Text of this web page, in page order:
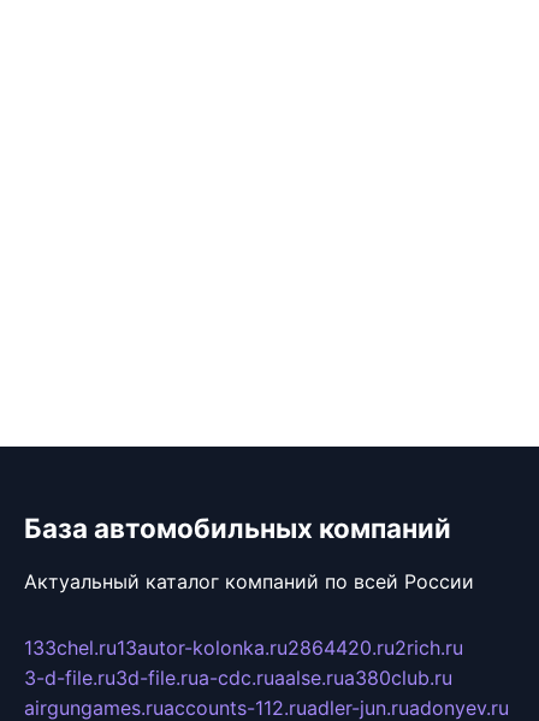
База автомобильных компаний
Актуальный каталог компаний по всей России
133chel.ru13autor-kolonka.ru2864420.ru2rich.ru
3-d-file.ru3d-file.rua-cdc.ruaalse.rua380club.ru
airgungames.ruaccounts-112.ruadler-jun.ruadonyev.ru